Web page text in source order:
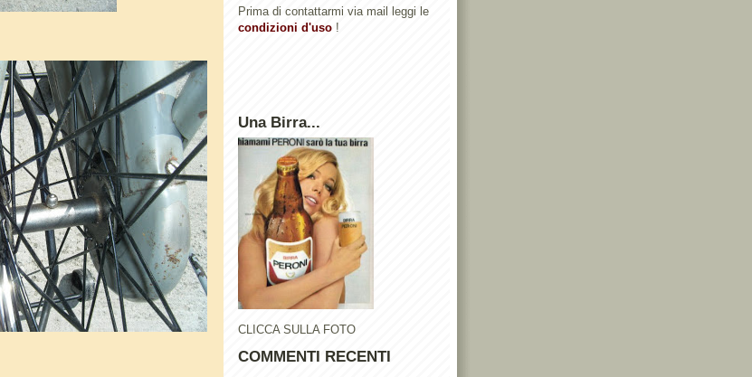
Prima di contattarmi via mail leggi le
condizioni d'uso !
Una Birra...
CLICCA SULLA FOTO
COMMENTI RECENTI